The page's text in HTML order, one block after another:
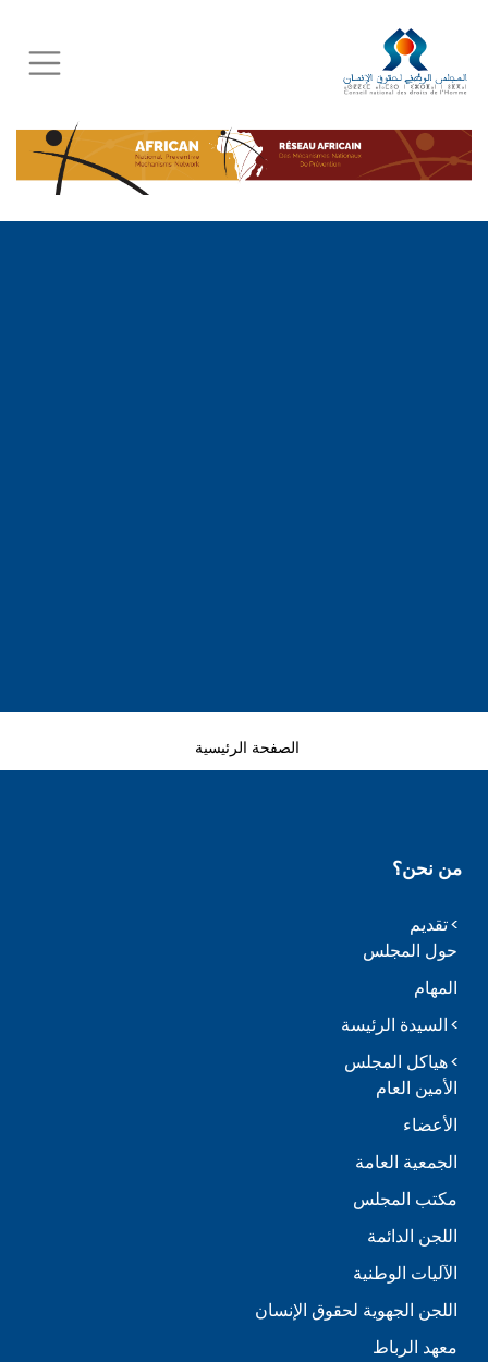
Skip
to
main
content
الصفحة الرئيسية
من نحن؟
تقديم
حول المجلس
المهام
السيدة الرئيسة
هياكل المجلس
الأمين العام
الأعضاء
الجمعية العامة
مكتب المجلس
اللجن الدائمة
الآليات الوطنية
اللجن الجهوية لحقوق الإنسان
معهد الرباط